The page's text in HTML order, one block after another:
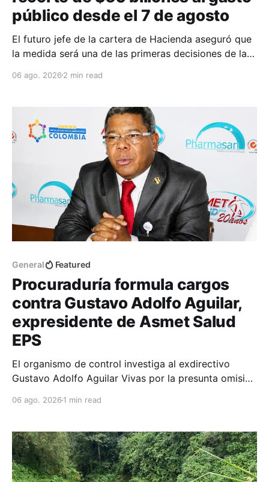
público desde el 7 de agosto
El futuro jefe de la cartera de Hacienda aseguró que
la medida será una de las primeras decisiones de la
agosto.
06 ago. 2026 2 min read
General Featured
Procuraduría formula cargos
contra Gustavo Adolfo Aguilar,
expresidente de Asmet Salud
EPS
El organismo de control investiga al exdirectivo
Gustavo Adolfo Aguilar Vivas por la presunta omisión
entre 2020 y 2023.
06 ago. 2026 1 min read